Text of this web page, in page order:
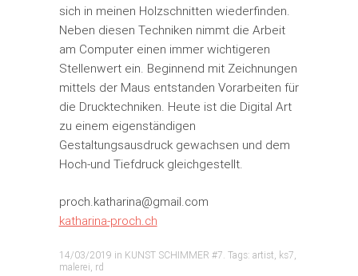
sich in meinen Holzschnitten wiederfinden.
Neben diesen Techniken nimmt die Arbeit
am Computer einen immer wichtigeren
Stellenwert ein. Beginnend mit Zeichnungen
mittels der Maus entstanden Vorarbeiten für
die Drucktechniken. Heute ist die Digital Art
zu einem eigenständigen
Gestaltungsausdruck gewachsen und dem
Hoch-und Tiefdruck gleichgestellt.
proch.katharina@gmail.com
katharina-proch.ch
14/03/2019 in KUNST SCHIMMER #7 . Tags: artist ks7
malerei rd